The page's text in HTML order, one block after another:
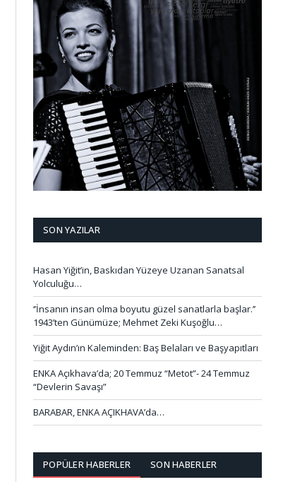
SON YAZILAR
Hasan Yiğit’in, Baskıdan Yüzeye Uzanan Sanatsal
Yolculuğu…
‘’İnsanın insan olma boyutu güzel sanatlarla başlar.’’
1943’ten Günümüze; Mehmet Zeki Kuşoğlu…
Yiğit Aydın’ın Kaleminden: Baş Belaları ve Başyapıtları
ENKA Açıkhava’da; 20 Temmuz “Metot”- 24 Temmuz
“Devlerin Savaşı”
BARABAR, ENKA AÇIKHAVA’da…
POPÜLER HABERLER SON HABERLER